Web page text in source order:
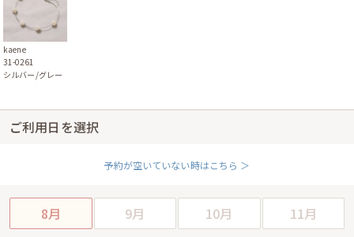
kaene
31-0261
シルバー/グレー
ご利用日を選択
予約が空いていない時はこちら ＞
8月 9月 10月 11月